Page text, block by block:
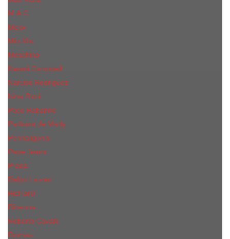
M.А.C.
Mexx
Miu Miu
Mоsсhino
Naomi Campbell
Narciso Rodriguez
Nina Ricci
Paco Rabanne
Parfums de Marly
Penhaligon's
Pepe Jeans
Prada
Ralph Lauren
RicHarD
Rihanna
Roberto Cavalli
Rochas